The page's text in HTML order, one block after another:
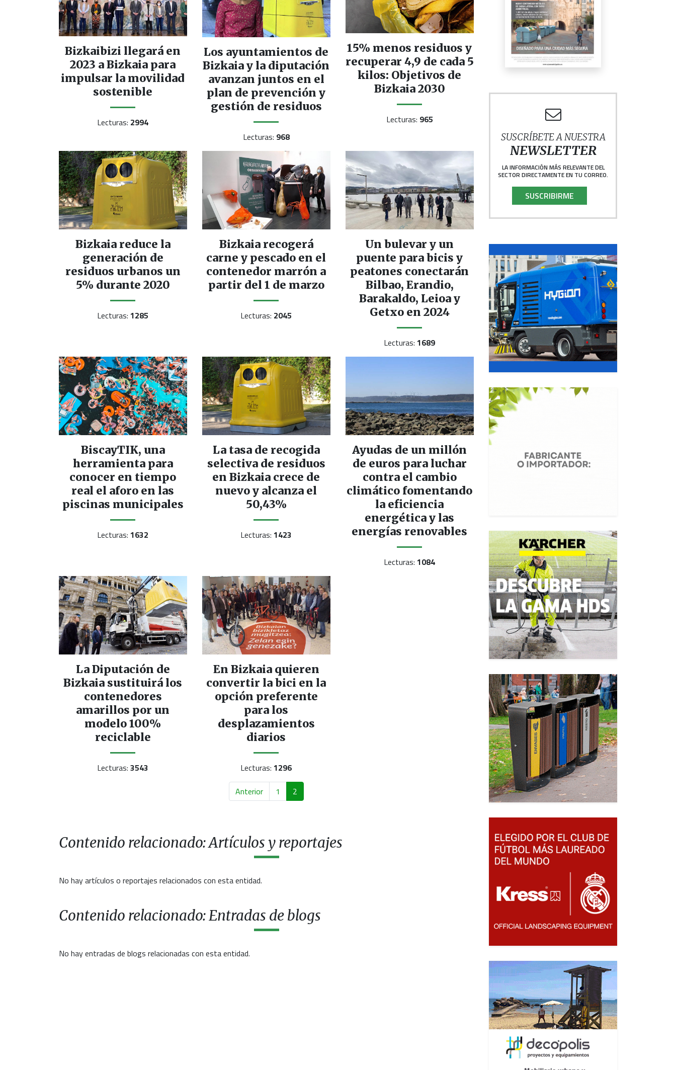
Bizkaibizi llegará en
2023 a Bizkaia para
impulsar la movilidad
sostenible
Lecturas: 2994
Los ayuntamientos de
Bizkaia y la diputación
avanzan juntos en el
plan de prevención y
gestión de residuos
Lecturas: 968
15% menos residuos y
recuperar 4,9 de cada 5
kilos: Objetivos de
Bizkaia 2030
Lecturas: 965
Bizkaia reduce la
generación de
residuos urbanos un
5% durante 2020
Lecturas:1285
Bizkaia recogerá
carne y pescado en el
contenedor marrón a
partir del 1 de marzo
Lecturas: 2045
Un bulevar y un
puente para bicis y
peatones conectarán
Bilbao, Erandio,
Barakaldo, Leioa y
Getxo en 2024
Lecturas:1689
BiscayTIK, una
herramienta para
conocer en tiempo
real el aforo en las
piscinas municipales
Lecturas:1632
La tasa de recogida
selectiva de residuos
en Bizkaia crece de
nuevo y alcanza el
50,43%
Lecturas:1423
Ayudas de un millón
de euros para luchar
contra el cambio
climático fomentando
la eficiencia
energética y las
energías renovables
Lecturas:1084
La Diputación de
Bizkaia sustituirá los
contenedores
amarillos por un
modelo 100%
reciclable
Lecturas:3543
En Bizkaia quieren
convertir la bici en la
opción preferente
para los
desplazamientos
diarios
Lecturas:1296
Anterior
1 2
Contenido relacionado: Artículos y reportajes
No hay artículos o reportajes relacionados con esta entidad.
Contenido relacionado: Entradas de blogs
No hay entradas de blogs relacionadas con esta entidad.
SUSCRÍBETE A NUESTRA
NEWSLETTER
LA INFORMACIÓN MÁS RELEVANTE DEL
SECTOR DIRECTAMENTE EN TU CORREO.
SUSCRIBIRME